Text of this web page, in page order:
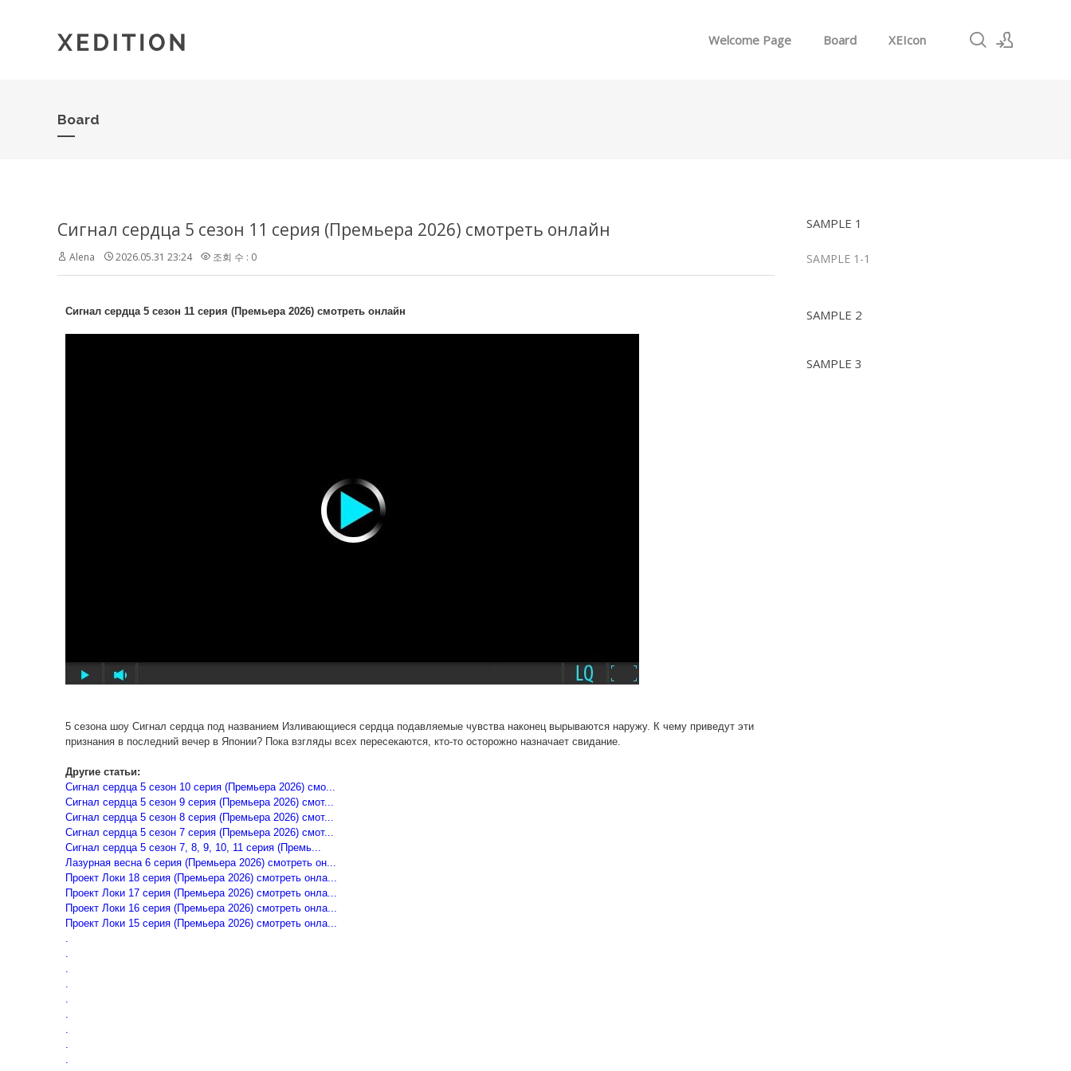
Welcome Page Board XEIcon
Board
SAMPLE 1
SAMPLE 1-1
SAMPLE 2
SAMPLE 3
Сигнал сердца 5 сезон 11 серия (Премьера 2026) смотреть онлайн
Alena 2026.05.31 23:24 조회 수 : 0
Сигнал сердца 5 сезон 11 серия (Премьера 2026) смотреть онлайн
5 сезона шоу Сигнал сердца под названием Изливающиеся сердца подавляемые чувства наконец вырываются наружу. К чему приведут эти
признания в последний вечер в Японии? Пока взгляды всех пересекаются, кто-то осторожно назначает свидание.
Другие статьи:
Сигнал сердца 5 сезон 10 серия (Премьера 2026) смо...
Сигнал сердца 5 сезон 9 серия (Премьера 2026) смот...
Сигнал сердца 5 сезон 8 серия (Премьера 2026) смот...
Сигнал сердца 5 сезон 7 серия (Премьера 2026) смот...
Сигнал сердца 5 сезон 7, 8, 9, 10, 11 серия (Премь...
Лазурная весна 6 серия (Премьера 2026) смотреть он...
Проект Локи 18 серия (Премьера 2026) смотреть онла...
Проект Локи 17 серия (Премьера 2026) смотреть онла...
Проект Локи 16 серия (Премьера 2026) смотреть онла...
Проект Локи 15 серия (Премьера 2026) смотреть онла...
.
.
.
.
.
.
.
.
.